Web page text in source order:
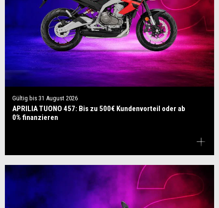
Gültig bis 31 August 2026
APRILIA TUONO 457: Bis zu 500€ Kundenvorteil oder ab
0% finanzieren